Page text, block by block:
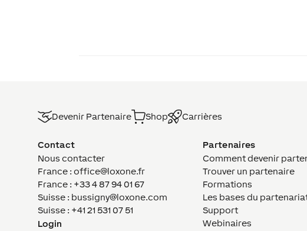
Devenir Partenaire Shop Carrières
Contact
Nous contacter
France : office@loxone.fr
France : +33 4 87 94 01 67
Suisse : bussigny@loxone.com
Suisse : +41 21 531 07 51
Login
Partenaires
Comment devenir
Trouver un partenaire
Formations
Les bases du
Support
Webinaires